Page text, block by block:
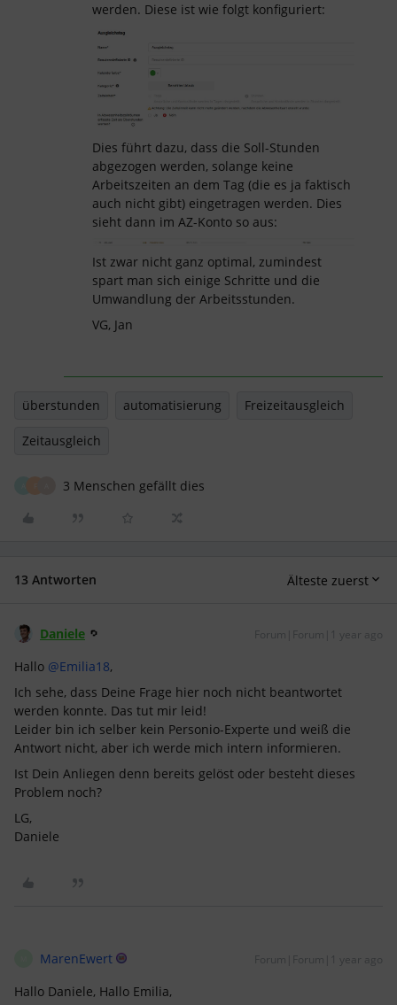
werden. Diese ist wie folgt konfiguriert:
Dies führt dazu, dass die Soll-Stunden
abgezogen werden, solange keine
Arbeitszeiten an dem Tag (die es ja faktisch
auch nicht gibt) eingetragen werden. Dies
sieht dann im AZ-Konto so aus:
Ist zwar nicht ganz optimal, zumindest
spart man sich einige Schritte und die
Umwandlung der Arbeitsstunden.
VG, Jan
überstunden automatisierung Freizeitausgleich
Zeitausgleich
3 Menschen gefällt dies
13 Antworten Älteste zuerst
Daniele Forum|Forum|1 year ago
Hallo ​ @Emilia18,
Ich sehe, dass Deine Frage hier noch nicht beantwortet
werden konnte. Das tut mir leid!
Leider bin ich selber kein Personio-Experte und weiß die
Antwort nicht, aber ich werde mich intern informieren.
Ist Dein Anliegen denn bereits gelöst oder besteht dieses
Problem noch?
LG,
Daniele
MarenEwert Forum|Forum|1 year ago
Hallo Daniele, Hallo Emilia,